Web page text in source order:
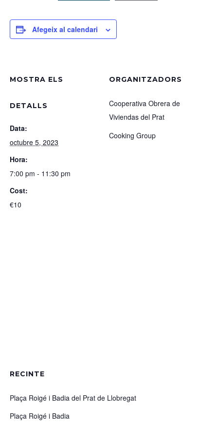
Afegeix al calendari
MOSTRA ELS
DETALLS
Data:
octubre 5, 2023
Hora:
7:00 pm - 11:30 pm
Cost:
€10
ORGANITZADORS
Cooperativa Obrera de
Viviendas del Prat
Cooking Group
RECINTE
Plaça Roigé i Badia del Prat de Llobregat
Plaça Roigé i Badia